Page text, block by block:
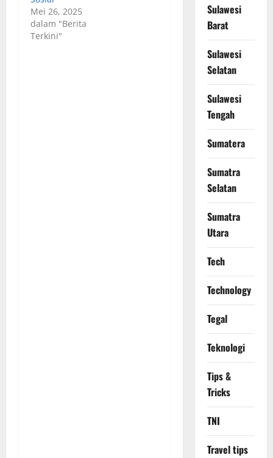
Mei 26, 2025
dalam "Berita
Terkini"
Sulawesi
Barat
Sulawesi
Selatan
Sulawesi
Tengah
Sumatera
Sumatra
Selatan
Sumatra
Utara
Tech
Technology
Tegal
Teknologi
Tips &
Tricks
TNI
Travel tips